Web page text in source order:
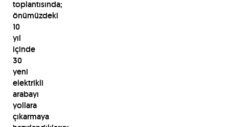
toplantısında;
önümüzdeki
10
yıl
içinde
30
yeni
elektrikli
arabayı
yollara
çıkarmaya